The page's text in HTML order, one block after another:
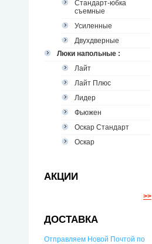
Стандарт-юбка
съемные
Усиленные
Двухдверные
Люки напольные :
Лайт
Лайт Плюс
Лидер
Фьюжен
Оскар Стандарт
Оскар
АКЦИИ
>>
ДОСТАВКА
Отправляем Новой Почтой по